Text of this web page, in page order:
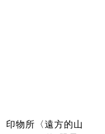
印物所〈遠方的山